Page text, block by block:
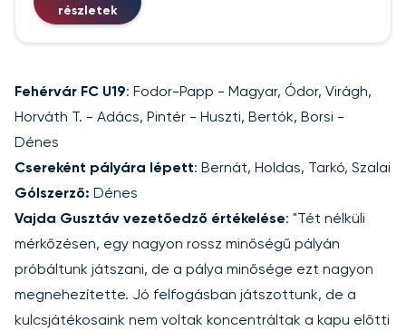
részletek
Fehérvár FC U19: Fodor-Papp - Magyar, Ódor, Virágh,
Horváth T. - Adács, Pintér - Huszti, Bertók, Borsi -
Dénes
Csereként pályára lépett: Bernát, Holdas, Tarkó, Szalai
Gólszerző: Dénes
Vajda Gusztáv vezetőedző értékelése: "Tét nélküli
mérkőzésen, egy nagyon rossz minőségű pályán
próbáltunk játszani, de a pálya minősége ezt nagyon
megnehezítette. Jó felfogásban játszottunk, de a
kulcsjátékosaink nem voltak koncentráltak a kapu előtti